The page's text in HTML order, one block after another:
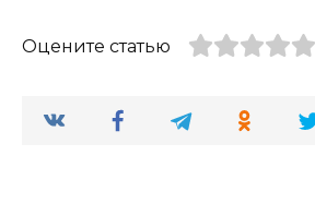
Оцените статью